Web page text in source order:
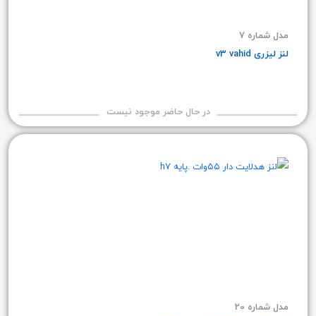
مدل شماره 7
لنز لیزری v3 vahid
در حال حاضر موجود نیست
مدل شماره 20